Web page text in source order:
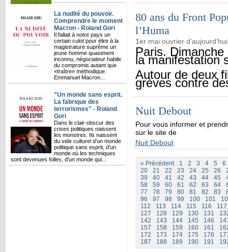
La nudité du pouvoir.
Comprendre le moment
Macron - Roland Gori
Il fallait à notre pays un
certain culot pour élire à la
magistrature suprême un
jeune homme quasiment
inconnu, négociateur habile
du compromis autant que
«traître» méthodique.
Emmanuel Macron...
"Un monde sans esprit.
La fabrique des
terrorismes" - Roland
Gori
Dans le clair-obscur des
crises politiques naissent
les monstres. Ils naissent
du vide culturel d’un monde
politique sans esprit, d’un
monde où les techniques
sont devenues folles, d’un monde qui...
80 ans du Front
l’Huma
1er mai ouvrier
Paris.
la manifestation
Autour de deux
grèves contre
Nuit Debout
Pour vous informer et
sur le site de
Nuit Debout
« Précédent 1 2 3 4 5
6
20
21 22 23 24 25 26
39
40 41 42 43 44 45
58
59 60 61 62 63 64
77
78 79 80 81 82 83
96
97 98 99 100 101
112
113 114 115 116
117
127
128 129 130 131
142
143 144 145 146
157
158 159 160 161
172
173 174 175 176
187
188 189 190 191